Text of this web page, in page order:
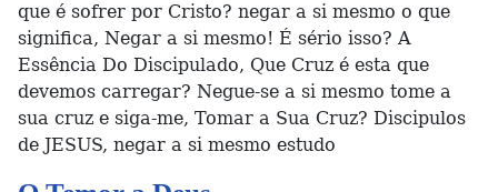
que é sofrer por Cristo? negar a si mesmo o que
significa, Negar a si mesmo! É sério isso? A
Essência Do Discipulado, Que Cruz é esta que
devemos carregar? Negue-se a si mesmo tome a
sua cruz e siga-me, Tomar a Sua Cruz? Discipulos
de JESUS, negar a si mesmo estudo